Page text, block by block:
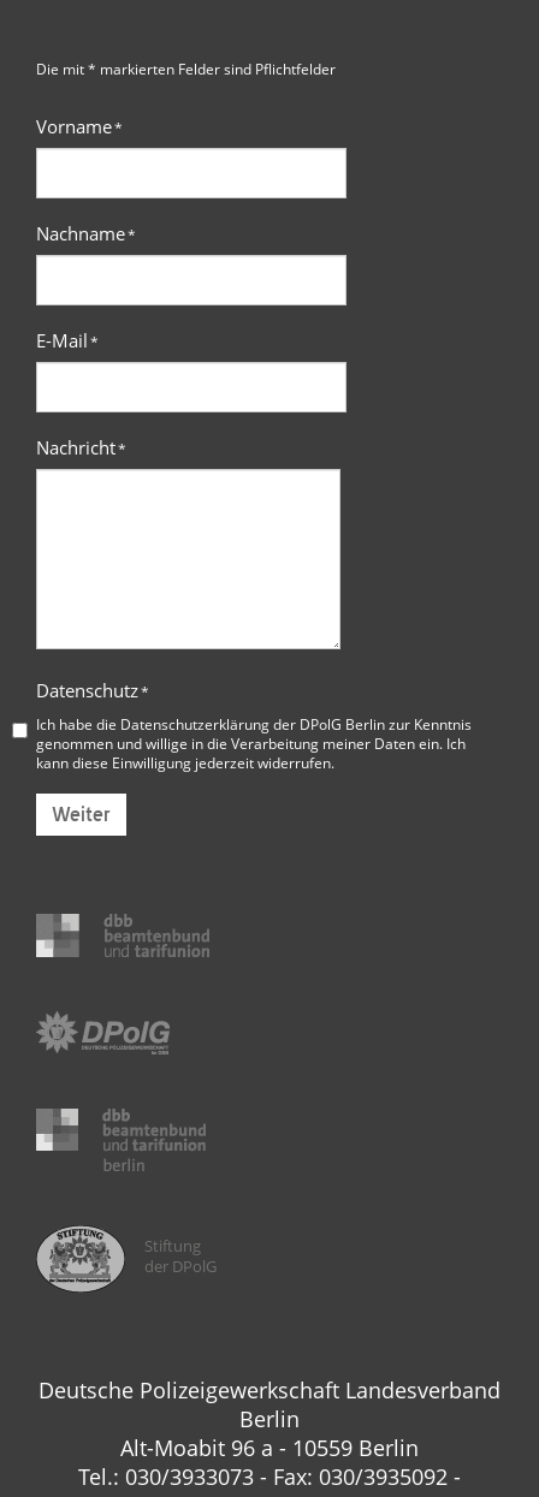
Die mit * markierten Felder sind Pflichtfelder
Vorname*
Nachname*
E-Mail*
Nachricht*
Datenschutz*
Ich habe die Datenschutzerklärung der DPolG Berlinzur Kenntnis
genommen und willige in die Verarbeitung meiner Daten ein. Ich
kann diese Einwilligung jederzeit widerrufen.
Weiter
Stiftung
der DPolG
Deutsche Polizeigewerkschaft Landesverband
Berlin
Alt-Moabit 96 a - 10559 Berlin
Tel.: 030/3933073 - Fax: 030/3935092 -